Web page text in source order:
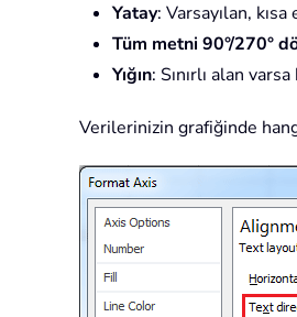
Yatay: Varsayılan,
Tüm metni 90°/270°
Yığın: Sınırlı alan
Verilerinizin grafiğinde